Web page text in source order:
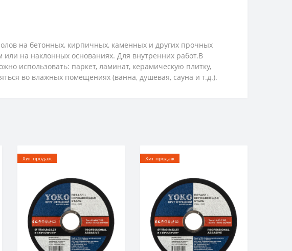
на бетонных, кирпичных, каменных и других прочных
на наклонных основаниях. Для внутренних работ.В
использовать: паркет, ламинат, керамическую плитку,
во влажных помещениях (ванна, душевая, сауна и т.д.).
Хит продаж Хит продаж